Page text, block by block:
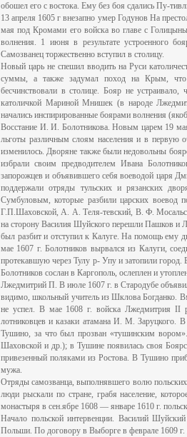
обошел его с востока. Ему без боя сдались Пу-
13 апреля 1605 г внезапно умер Годунов На
мая под Кромами его войска во главе с
волнения. 1 июня в результате устроенного
Самозванец торжественно вступил в столицу.
Новый царь не спешил вводить на Руси
суммы, а также задумал поход на Крым, что
бесчинствовали в столице. Бояр не
католичкой Мариной Мнишек (в народе
начались инспирированные боярами волнения
Восстание И. И. Болотникова. Новым царем 19
льготы различным слоям населения и в первую
изменилось. Дворяне также были недовольны
избрали своим предводителем Ивана
запорожцев и объявившего себя воеводой царя
поддержали отряды тульских и рязанских
Сумбуловым, которые разбили царских воевод
Г.П.Шаховской, А. А. Теля-тевский, В. Ф.
на сторону Василия Шуйского перешли Пашков и
был разбит и отступил к Калуге. На помощь ему
мае 1607 г. Болотников вырвался из Калуги,
протекавшую через Тулу р- Упу и затопили
Болотников сослан в Каргополь, ослеплен и
Лжедмитрий П. В июле 1607 г. в Стародубе
видимо, школьный учитель из Шклова Богданко.
не успел. В мае 1608 г. войска Лжедмитрия II
лотниковцев и казаки атамана И. М. Заруцкого.
Тушино, за что был прозван «тушинским
Шаховской и др.); в Тушине появилась своя
привезенный поляками из Ростова. В Тушино
мужа.
Отряды самозванца, выполнявшего волю
люди рыскали по стране, грабя население,
монастыря в сен.ябре 1608 — январе 1610 г.
Начало польской интервенции. Василий
Польши. По договору в Выборге в феврале 1609